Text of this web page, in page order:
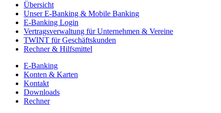
Übersicht
Unser E-Banking & Mobile Banking
E-Banking Login
Vertragsverwaltung für Unternehmen & Vereine
TWINT für Geschäftskunden
Rechner & Hilfsmittel
E-Banking
Konten & Karten
Kontakt
Downloads
Rechner